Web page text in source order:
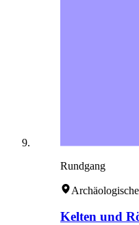
Rundgang
Kelten und